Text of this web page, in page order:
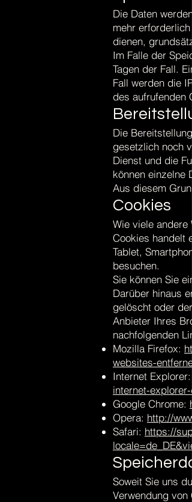
Die Daten
mehr
dienen,
Im Falle der
Tagen der Fall.
Fall werden die
des aufrufenden
Die
gesetzlich noch
Dienst und die
können einzelne
Aus diesem
Cookies
Wie viele andere
Cookies handelt
Tablet,
besuchen.
Sie können Sie
Darüber hinaus
gelöscht oder
Anbieter Ihres
nachfolgenden
Mozilla Firefox:
websites-entfernen
Internet Explorer:
internet-
Google Chrome:
Opera: http://
Safari: https://
Soweit Sie uns
Verwendung